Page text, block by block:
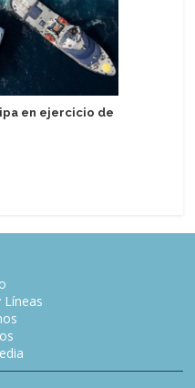
en ejercicio de
Líneas